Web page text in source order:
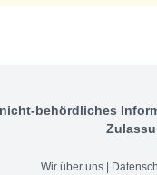
behördliches
Wir über uns